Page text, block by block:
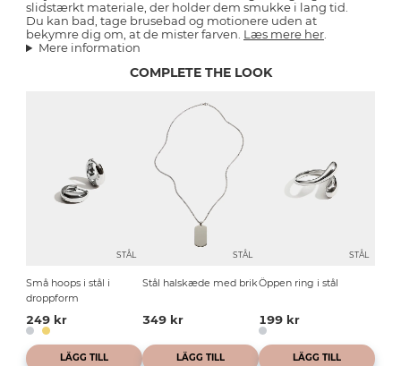
slidstærkt materiale, der holder dem smukke i lang tid.
Du kan bad, tage brusebad og motionere uden at
bekymre dig om, at de mister farven. Læs mere her
Mere information
COMPLETE THE LOOK
STÅL
Små hoops i stål i
droppform
249 kr
LÄGG TILL
STÅL
Stål halskæde med brik
349 kr
LÄGG TILL
STÅL
Öppen ring i stål
199 kr
LÄGG TILL